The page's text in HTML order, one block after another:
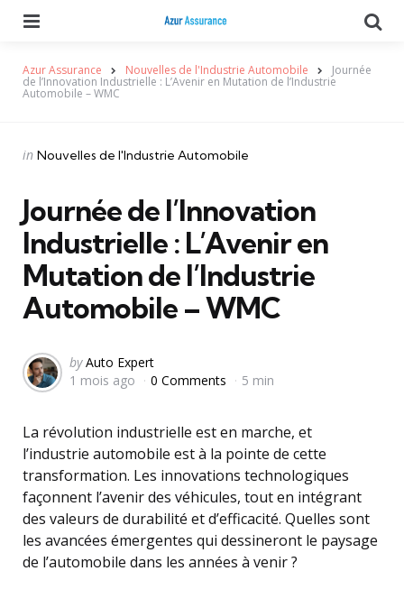
Azur Assurance Nouvelles de l'Industrie Automobile Journée
de l’Innovation Industrielle : L’Avenir en Mutation de l’Industrie
Automobile – WMC
Categories
Posted
in Nouvelles de l'Industrie Automobile
Journée de l’Innovation
Industrielle : L’Avenir en
Mutation de l’Industrie
Automobile – WMC
Posted
by
by Auto Expert
1 mois ago
0 Comments 5 min
La révolution industrielle est en marche, et
l’industrie automobile est à la pointe de cette
transformation. Les innovations technologiques
façonnent l’avenir des véhicules, tout en intégrant
des valeurs de durabilité et d’efficacité. Quelles sont
les avancées émergentes qui dessineront le paysage
de l’automobile dans les années à venir ?